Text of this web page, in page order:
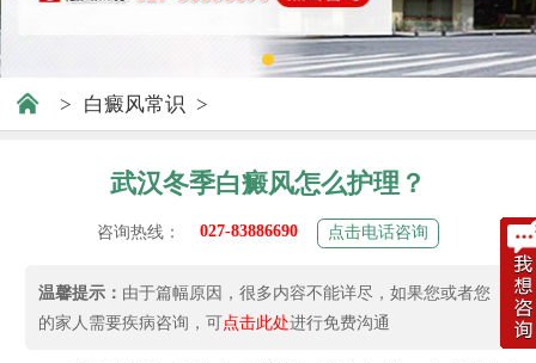
> 白癜风常识 >
武汉冬季白癜风怎么护理？
咨询热线： 027-83886690 点击电话咨询
温馨提示： 由于篇幅原因，很多内容不能详尽，如果您或者您
的家人需要疾病咨询，可点击此处进行免费沟通